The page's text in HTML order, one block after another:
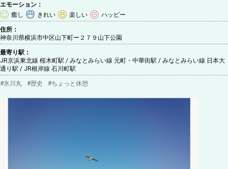
エモーション：
癒し
きれい 楽しい ハッピー
住所：
神奈川県横浜市中区山下町ー２７９山下公園
最寄り駅：
JR京浜東北線 桜木町駅 / みなとみらい線 元町・中華街駅 / みなとみらい線 日本大
通り駅 / JR根岸線 石川町駅
#氷川丸 #歴史 #ちょっと休憩